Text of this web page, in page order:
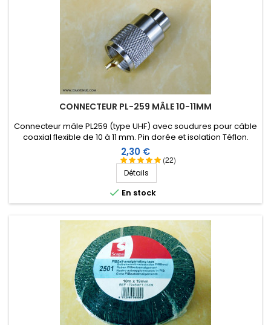
CONNECTEUR PL-259 MÂLE 10-11MM
(22)
Connecteur mâle PL259 (type UHF) avec soudures pour câble
coaxial flexible de 10 à 11 mm. Pin dorée et isolation Téflon.
Prix
2,30 €
Détails
 En stock